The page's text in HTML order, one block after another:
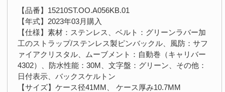
【品番】15210ST.OO.A056KB.01
【年式】2023年03月購入
【仕様】素材：ステンレス、ベルト：グリーンラバー加
工のストラップ/ステンレス製ピンバックル、風防：サフ
ァイアクリスタル、ムーブメント：自動巻（キャリバー
4302）、防水性能：30M、文字盤：グリーン、その他：
日付表示、バックスケルトン
【サイズ】ケース径41MM、 ケース厚み10.7MM